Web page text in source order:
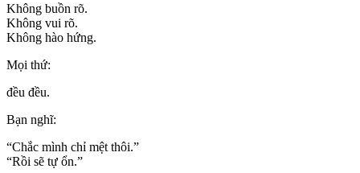
Không buồn rõ.
Không vui rõ.
Không hào hứng.
Mọi thứ:
đều đều.
Bạn nghĩ:
“Chắc mình chỉ mệt thôi.”
“Rồi sẽ tự ổn.”